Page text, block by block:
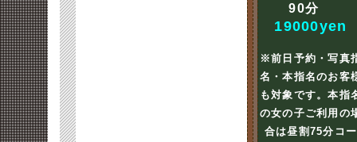
90分
19000yen
※前日予約・写真
名・本指名のお客
も対象です。本指
の女の子ご利用の
合は昼割75分コー